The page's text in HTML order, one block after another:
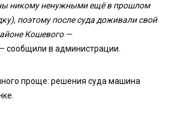
никому ненужными ещё в прошлом
поэтому после суда доживали свой
Кошевого —
сообщили в администрации.
проще: решения суда машина